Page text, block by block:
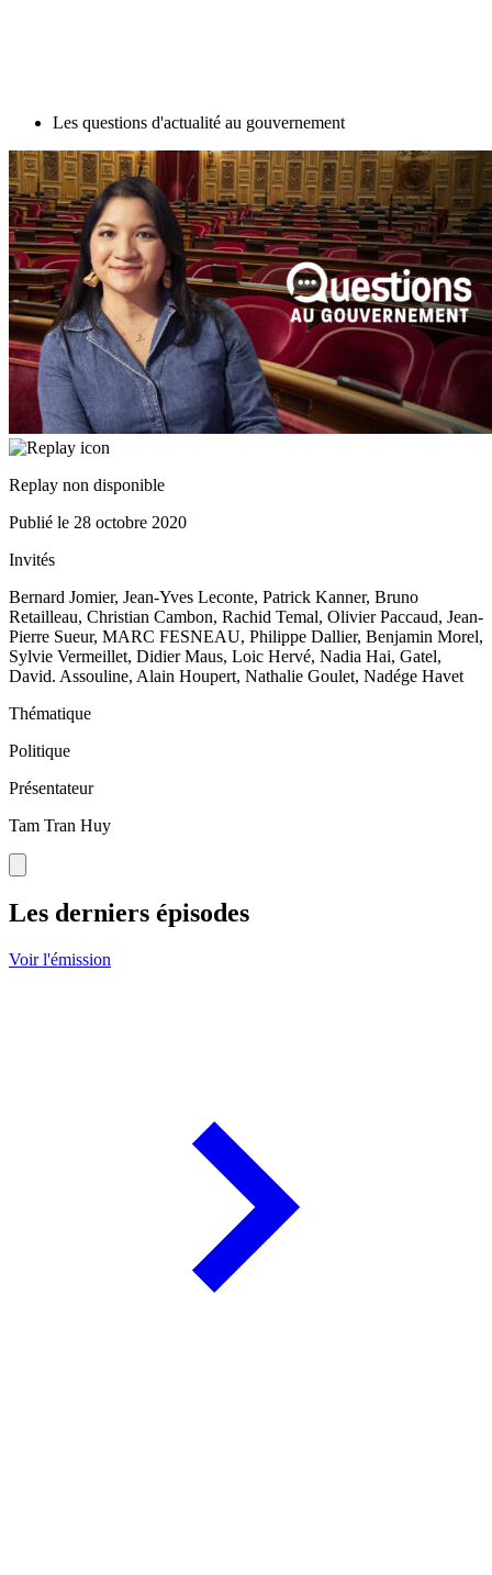
Les questions d'actualité au gouvernement
Replay non disponible
Publié le 28 octobre 2020
Invités
Bernard Jomier, Jean-Yves Leconte, Patrick Kanner, Bruno
Retailleau, Christian Cambon, Rachid Temal, Olivier Paccaud, Jean-
Pierre Sueur, MARC FESNEAU, Philippe Dallier, Benjamin Morel,
Sylvie Vermeillet, Didier Maus, Loic Hervé, Nadia Hai, Gatel,
David. Assouline, Alain Houpert, Nathalie Goulet, Nadége Havet
Thématique
Politique
Présentateur
Tam Tran Huy
Les derniers épisodes
Voir l'émission